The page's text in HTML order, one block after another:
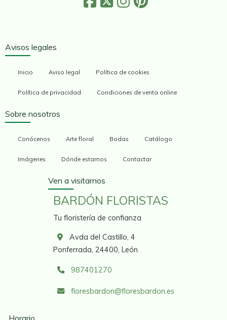
Avisos legales
Inicio Aviso legal Política de cookies
Política de privacidad Condiciones de venta online
Sobre nosotros
Conócenos Arte floral Bodas Catálogo
Imágenes Dónde estamos Contactar
Ven a visitarnos
BARDÓN FLORISTAS
Tu floristería de confianza
Avda del Castillo, 4
Ponferrada, 24400, León
987401270
floresbardon floresbardon.es
Horario